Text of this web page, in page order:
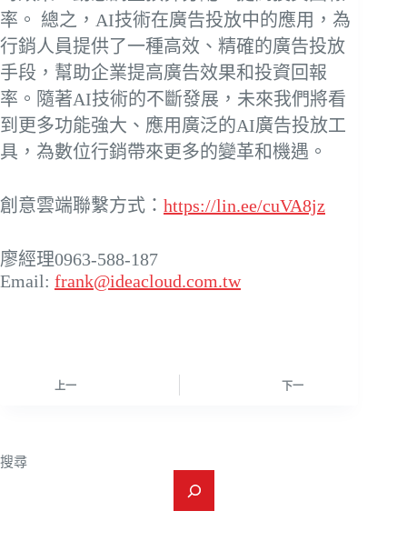
率。 總之，AI技術在廣告投放中的應用，為
行銷人員提供了一種高效、精確的廣告投放
手段，幫助企業提高廣告效果和投資回報
率。隨著AI技術的不斷發展，未來我們將看
到更多功能強大、應用廣泛的AI廣告投放工
具，為數位行銷帶來更多的變革和機遇。
創意雲端聯繫方式： https://lin.ee/cuVA8jz
廖經理0963-588-187
Email: frank@ideacloud.com.tw
上一 下一
搜尋